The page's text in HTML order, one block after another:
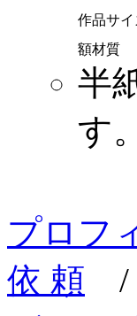
作品サイ
額材質
半
す。
プロフ
依 頼